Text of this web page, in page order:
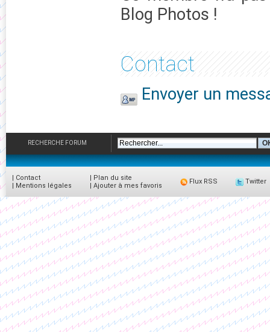
Blog Photos !
Contact
Envoyer un
RECHERCHE FORUM
| Contact
| Mentions légales
| Plan du site
| Ajouter à mes favoris
Flux RSS Twitter